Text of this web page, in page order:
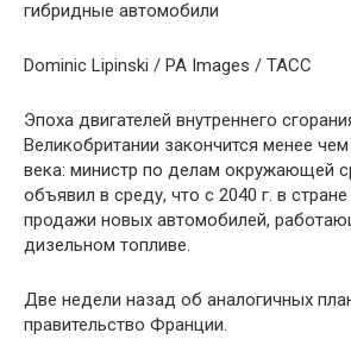
гибридные автомобили
Dominic Lipinski / PA Images / ТАСС
Эпоха двигателей внутреннего
Великобритании закончится менее чем
века: министр по делам окружающей
объявил в среду, что с 2040 г. в
продажи новых автомобилей,
дизельном топливе.
Две недели назад об аналогичных
правительство Франции.